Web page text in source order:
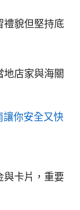
禮貌但堅持底
地店家與海關
讓你安全又快
與卡片，重要